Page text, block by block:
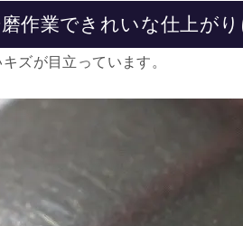
作業できれいな仕上がり
ズが目立っています。